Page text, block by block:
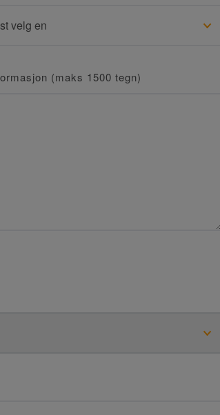
(maks 1500 tegn)